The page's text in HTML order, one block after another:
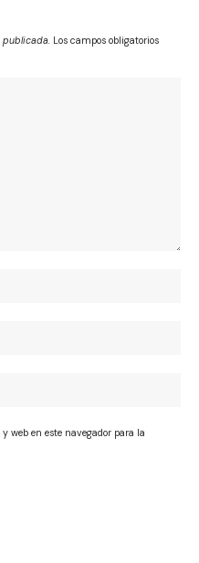
publicada. Los campos obligatorios
web en este navegador para la